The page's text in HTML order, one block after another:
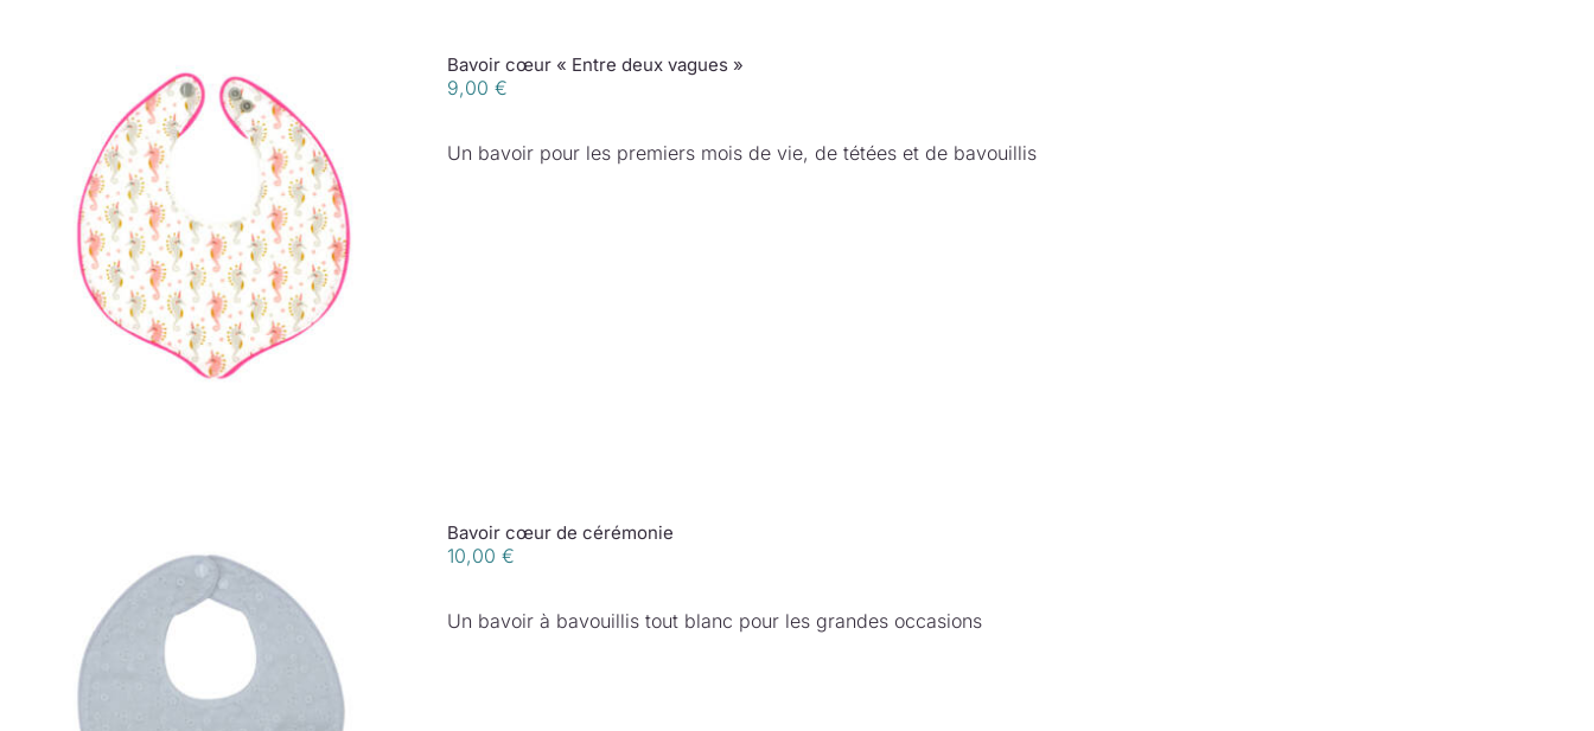
Bavoir cœur « Entre deux vagues »
9,00 €
Un bavoir pour les premiers mois de vie, de tétées et de bavouillis
Bavoir cœur de cérémonie
10,00 €
Un bavoir à bavouillis tout blanc pour les grandes occasions